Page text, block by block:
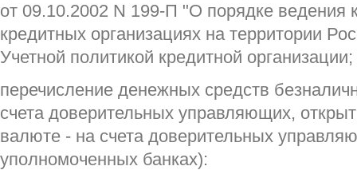
от 09.10.2002 N 199-П "О порядке ведения
кредитных организациях на территории
Учетной политикой кредитной организации;
перечисление денежных средств
счета доверительных управляющих,
валюте - на счета доверительных
уполномоченных банках):